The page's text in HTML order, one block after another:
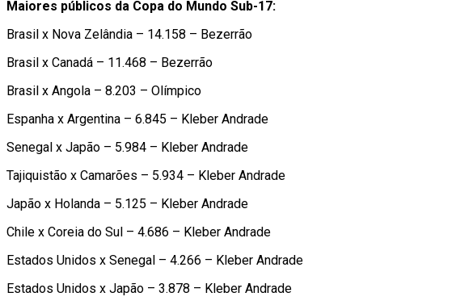
Maiores públicos da Copa do Mundo Sub-17:
Brasil x Nova Zelândia – 14.158 – Bezerrão
Brasil x Canadá – 11.468 – Bezerrão
Brasil x Angola – 8.203 – Olímpico
Espanha x Argentina – 6.845 – Kleber Andrade
Senegal x Japão – 5.984 – Kleber Andrade
Tajiquistão x Camarões – 5.934 – Kleber Andrade
Japão x Holanda – 5.125 – Kleber Andrade
Chile x Coreia do Sul – 4.686 – Kleber Andrade
Estados Unidos x Senegal – 4.266 – Kleber Andrade
Estados Unidos x Japão – 3.878 – Kleber Andrade